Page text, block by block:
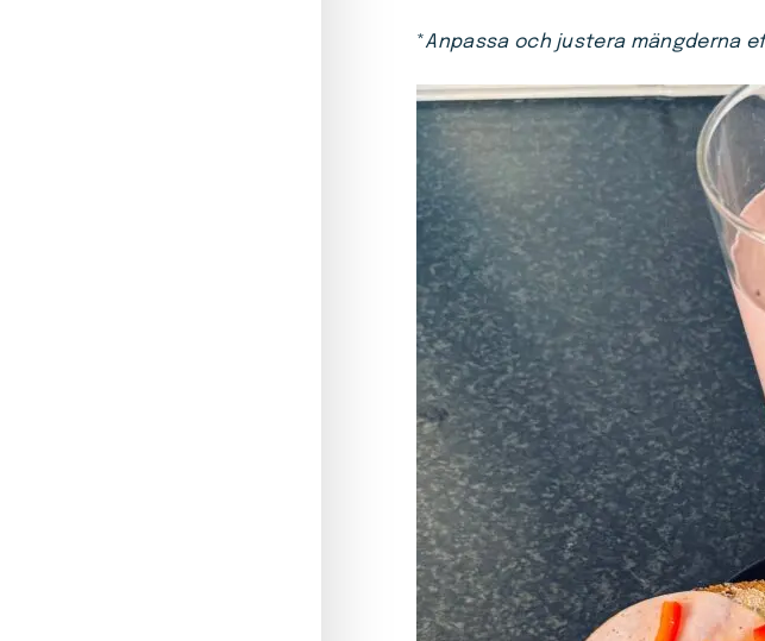
*Anpassa och justera mängderna